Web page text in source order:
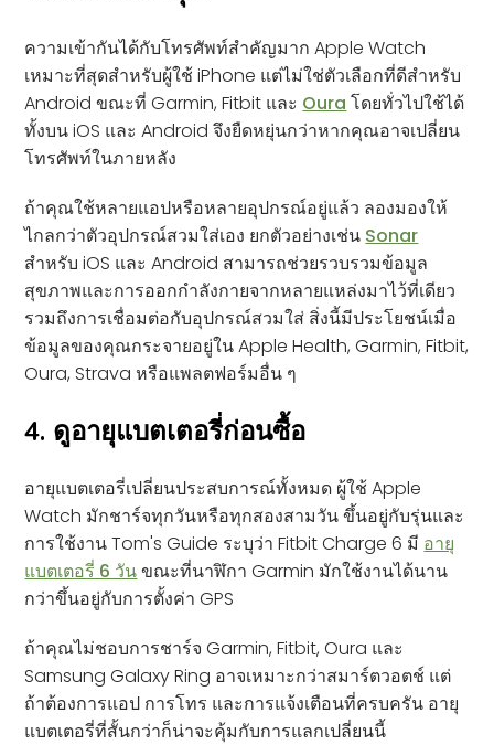
ความเข้ากันได้กับโทรศัพท์สำคัญมาก Apple Watch
เหมาะที่สุดสำหรับผู้ใช้ iPhone แต่ไม่ใช่ตัวเลือกที่ดีสำหรับ
Android ขณะที่ Garmin, Fitbit และ Oura โดยทั่วไปใช้ได้
ทั้งบน iOS และ Android จึงยืดหยุ่นกว่าหากคุณอาจเปลี่ยน
โทรศัพท์ในภายหลัง
ถ้าคุณใช้หลายแอปหรือหลายอุปกรณ์อยู่แล้ว ลองมองให้
ไกลกว่าตัวอุปกรณ์สวมใส่เอง ยกตัวอย่างเช่น Sonar
สำหรับ iOS และ Android สามารถช่วยรวบรวมข้อมูล
สุขภาพและการออกกำลังกายจากหลายแหล่งมาไว้ที่เดียว
รวมถึงการเชื่อมต่อกับอุปกรณ์สวมใส่ สิ่งนี้มีประโยชน์เมื่อ
ข้อมูลของคุณกระจายอยู่ใน Apple Health, Garmin, Fitbit,
Oura, Strava หรือแพลตฟอร์มอื่น ๆ
4. ดูอายุแบตเตอรี่ก่อนซื้อ
อายุแบตเตอรี่เปลี่ยนประสบการณ์ทั้งหมด ผู้ใช้ Apple
Watch มักชาร์จทุกวันหรือทุกสองสามวัน ขึ้นอยู่กับรุ่นและ
การใช้งาน Tom's Guide ระบุว่า Fitbit Charge 6 มี อายุ
แบตเตอรี่ 6 วันขณะที่นาฬิกา Garmin มักใช้งานได้นาน
กว่าขึ้นอยู่กับการตั้งค่า GPS
ถ้าคุณไม่ชอบการชาร์จ Garmin, Fitbit, Oura และ
Samsung Galaxy Ring อาจเหมาะกว่าสมาร์ตวอตช์ แต่
ถ้าต้องการแอป การโทร และการแจ้งเตือนที่ครบครัน อายุ
แบตเตอรี่ที่สั้นกว่าก็น่าจะคุ้มกับการแลกเปลี่ยนนี้